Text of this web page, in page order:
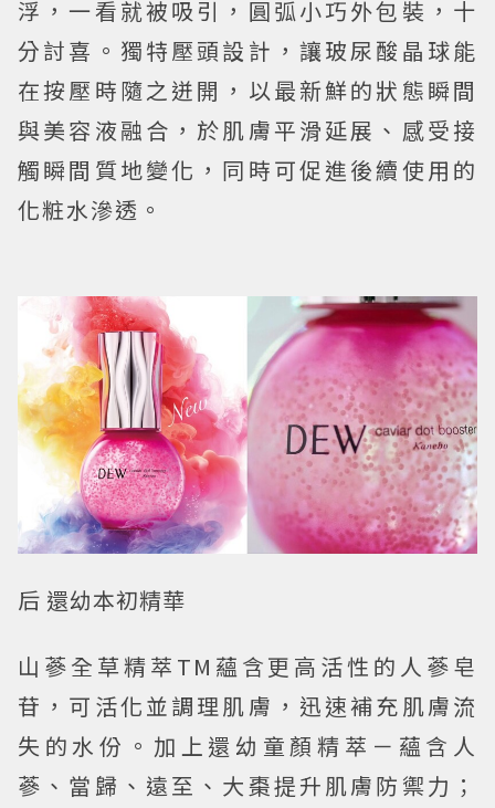
浮，一看就被吸引，圓弧小巧外包裝，十
分討喜。獨特壓頭設計，讓玻尿酸晶球能
在按壓時隨之迸開，以最新鮮的狀態瞬間
與美容液融合，於肌膚平滑延展、感受接
觸瞬間質地變化，同時可促進後續使用的
化粧水滲透。
后 還幼本初精華
山蔘全草精萃 TM 蘊含更高活性的人蔘皂
苷，可活化並調理肌膚，迅速補充肌膚流
失的水份。加上還幼童顏精萃－蘊含人
蔘、當歸、遠至、大棗提升肌膚防禦力；